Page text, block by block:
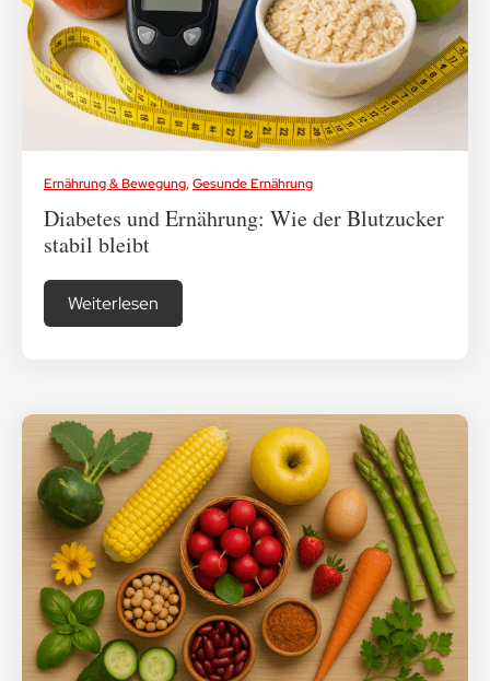
Ernährung & Bewegung,Gesunde Ernährung
Diabetes und Ernährung: Wie der Blutzucker
stabil bleibt
Weiterlesen